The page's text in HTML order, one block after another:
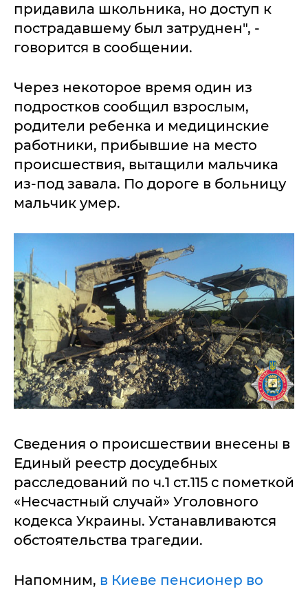
придавила школьника, но доступ к
пострадавшему был затруднен", -
говорится в сообщении.
Через некоторое время один из
подростков сообщил взрослым,
родители ребенка и медицинские
работники, прибывшие на место
происшествия, вытащили мальчика
из-под завала. По дороге в больницу
мальчик умер.
Сведения о происшествии внесены в
Единый реестр досудебных
расследований по ч.1 ст.115 с пометкой
«Несчастный случай» Уголовного
кодекса Украины. Устанавливаются
обстоятельства трагедии.
Напомним, в Киеве пенсионер во